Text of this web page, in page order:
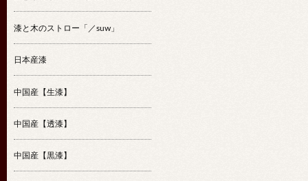
漆と木のストロー「／suw」
日本産漆
中国産【生漆】
中国産【透漆】
中国産【黒漆】